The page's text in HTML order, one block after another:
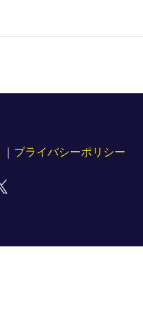
プライバシーポリシー